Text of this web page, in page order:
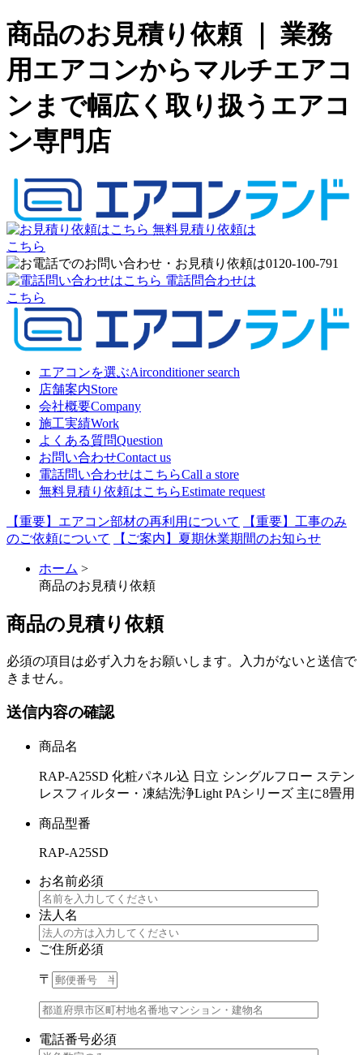
商品のお見積り依頼 ｜ 業務
用エアコンからマルチエアコ
ンまで幅広く取り扱うエアコ
ン専門店
無料見積り依頼は
こちら
電話問合わせは
こちら
エアコンを選ぶAirconditioner search
店舗案内Store
会社概要Company
施工実績Work
よくある質問Question
お問い合わせContact us
電話問い合わせはこちらCall a store
無料見積り依頼はこちらEstimate request
【重要】エアコン部材の再利用について
【重要】工事のみ
のご依頼について
【ご案内】夏期休業期間のお知らせ
ホーム >
商品のお見積り依頼
商品の見積り依頼
必須の項目は必ず入力をお願いします。入力がないと送信で
きません。
送信内容の確認
商品名
RAP-A25SD 化粧パネル込 日立 シングルフロー ステン
レスフィルター・凍結洗浄Light PAシリーズ 主に8畳用
商品型番
RAP-A25SD
お名前必須
法人名
ご住所必須
〒
電話番号必須